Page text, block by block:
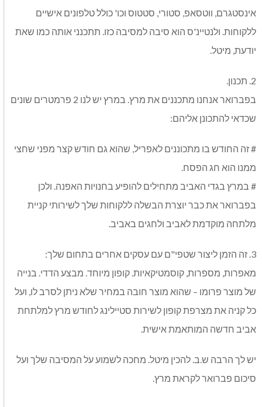
אינסטגרם, ווטסאפ, סטורי, סטטוס וכו' כולל טלפונים אישיים
ללקוחות. ולנטיינ'ס הוא סיבה למסיבה כזו. תתכנני אותה כמו שאת
יודעת, מיטל.
2. תכנון.
בפברואר אנחנו מתכננים את מרץ. במרץ יש לנו 2 פרמטרים שונים
שכדאי להתכונן אליהם:
# זה החודש בו מתכוננים לאפריל, שהוא גם חודש קצר מפני שחצי
ממנו הוא חג הפסח.
# במרץ בגדי האביב מתחילים להופיע בחנויות האפנה. ולכן
בפברואר את כבר יוצרת הבשלה ללקוחות שלך לשירותי קניית
מלתחה מוקדמת לאביב ולחגים באביב.
3. זה הזמן ליצור שטפי"ם עם עסקים אחרים בתחום שלך:
מאפרות, מספרות, קוסמטיקאיות. קופון מיוחד. מבצע הדדי. בנייה
של מוצר פרומו – שהוא מוצר חובה במחיר שלא ניתן לסרב לו, ועל
כל קניה את מצרפת קופון לשירות סטיילינג לחודש מרץ למלתחת
אביב חדשה המותאמת אישית.
יש לך הרבה ש.ב. להכין מיטל. מחכה לשמוע על המסיבה שלך ועל
סיכום פברואר לקראת מרץ.